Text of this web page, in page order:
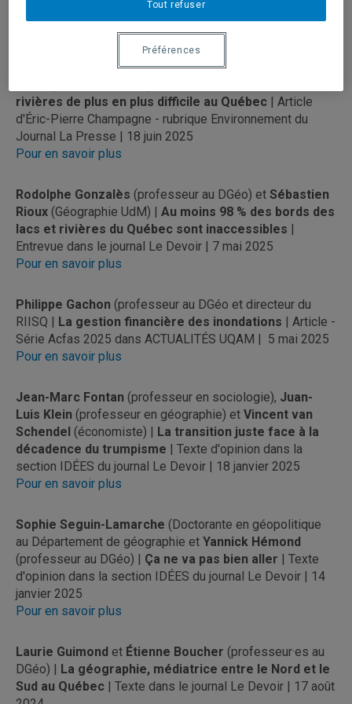
Pour en savoir plus
Rodolphe Gonzalès(professeur au DGéo) et
rivières de plus en plus difficile au Québec | Article
d'Éric-Pierre Champagne - rubrique Environnement du
Journal La Presse | 18 juin 2025
Pour en savoir plus
Rodolphe Gonzalès (professeur au DGéo) et Sébastien
Rioux (Géographie UdM) | Au moins 98 % des bords des
lacs et rivières du Québec sont inaccessibles |
Entrevue dans le journal Le Devoir | 7 mai 2025
Pour en savoir plus
Philippe Gachon (professeur au DGéo et directeur du
RIISQ | La gestion financière des inondations | Article -
Série Acfas 2025 dans ACTUALITÉS UQAM | 5 mai 2025
Pour en savoir plus
Jean-Marc Fontan (professeur en sociologie), Juan-
Luis Klein (professeur en géographie) et Vincent van
Schendel (économiste) | La transition juste face à la
décadence du trumpisme | Texte d'opinion dans la
section IDÉES du journal Le Devoir | 18 janvier 2025
Pour en savoir plus
Sophie Seguin-Lamarche (Doctorante en géopolitique
au Département de géographie et Yannick Hémond
(professeur au DGéo) | Ça ne va pas bien aller | Texte
d'opinion dans la section IDÉES du journal Le Devoir | 14
janvier 2025
Pour en savoir plus
Laurie Guimond et Étienne Boucher (professeur·es au
DGéo) | La géographie, médiatrice entre le Nord et le
Sud au Québec | Texte dans le journal Le Devoir | 17 août
Tout refuser
Préférences